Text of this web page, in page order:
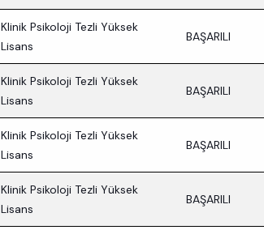
Klinik Psikoloji Tezli Yüksek
Lisans
BAŞARILI
Klinik Psikoloji Tezli Yüksek
Lisans
BAŞARILI
Klinik Psikoloji Tezli Yüksek
Lisans
BAŞARILI
Klinik Psikoloji Tezli Yüksek
Lisans
BAŞARILI